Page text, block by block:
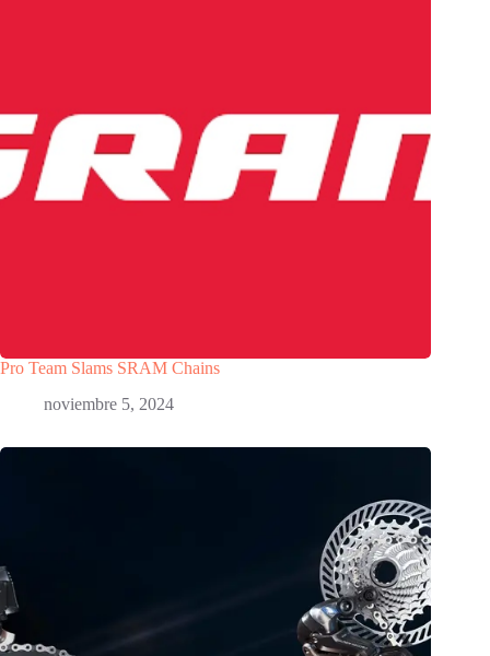
Pro Team Slams SRAM Chains
noviembre 5, 2024